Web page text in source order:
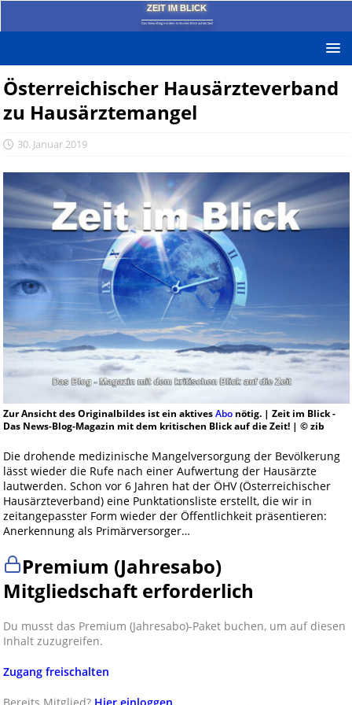
ZEIT IM BLICK
Das News-Blog mit dem kritischen Blick auf die Zeit!
Österreichischer Hausärzteverband
zu Hausärztemangel
30. Januar 2019
Zur Ansicht des Originalbildes ist ein aktivesAbonötig. | Zeit im Blick -
Das News-Blog-Magazin mit dem kritischen Blick auf die Zeit! | © zib
Die drohende medizinische Mangelversorgung der Bevölkerung
lässt wieder die Rufe nach einer Aufwertung der Hausärzte
lautwerden. Schon vor 6 Jahren hat der ÖHV (Österreichischer
Hausärzteverband) eine Punktationsliste erstellt, die wir in
zeitangepasster Form wieder der Öffentlichkeit präsentieren:
Anerkennung als Primärversorger…
Premium (Jahresabo)
Mitgliedschaft erforderlich
Du musst das Premium (Jahresabo)-Paket buchen, um auf diesen
Inhalt zuzugreifen.
Zugang freischalten